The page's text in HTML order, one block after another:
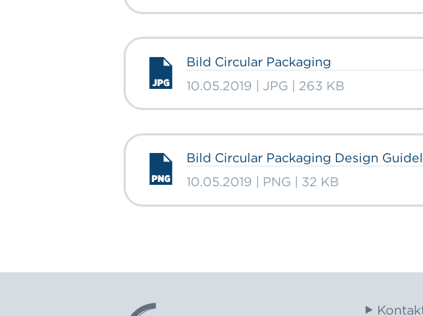
Bild Circular Packaging
10.05.2019 | JPG | 263 KB
Bild Circular Packaging Design
10.05.2019 | PNG | 32 KB
Logo: ECR Austria